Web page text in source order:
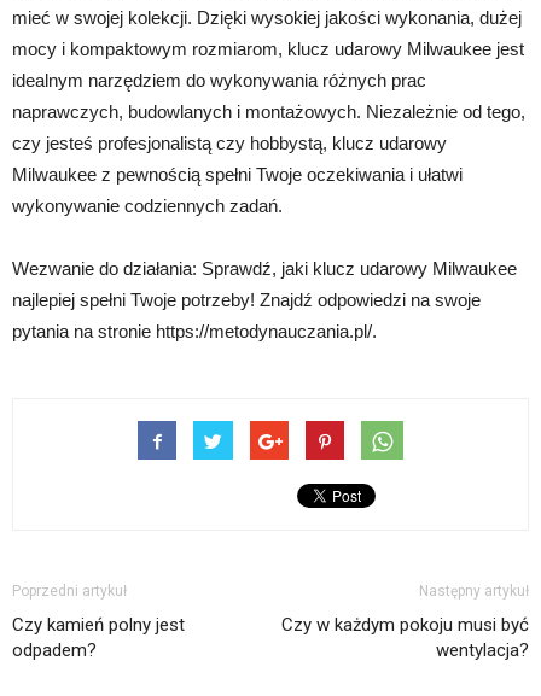
mieć w swojej kolekcji. Dzięki wysokiej jakości wykonania, dużej
mocy i kompaktowym rozmiarom, klucz udarowy Milwaukee jest
idealnym narzędziem do wykonywania różnych prac
naprawczych, budowlanych i montażowych. Niezależnie od tego,
czy jesteś profesjonalistą czy hobbystą, klucz udarowy
Milwaukee z pewnością spełni Twoje oczekiwania i ułatwi
wykonywanie codziennych zadań.
Wezwanie do działania: Sprawdź, jaki klucz udarowy Milwaukee
najlepiej spełni Twoje potrzeby! Znajdź odpowiedzi na swoje
pytania na stronie https://metodynauczania.pl/.
Poprzedni artykuł
Czy kamień polny jest
odpadem?
Następny artykuł
Czy w każdym pokoju musi być
wentylacja?